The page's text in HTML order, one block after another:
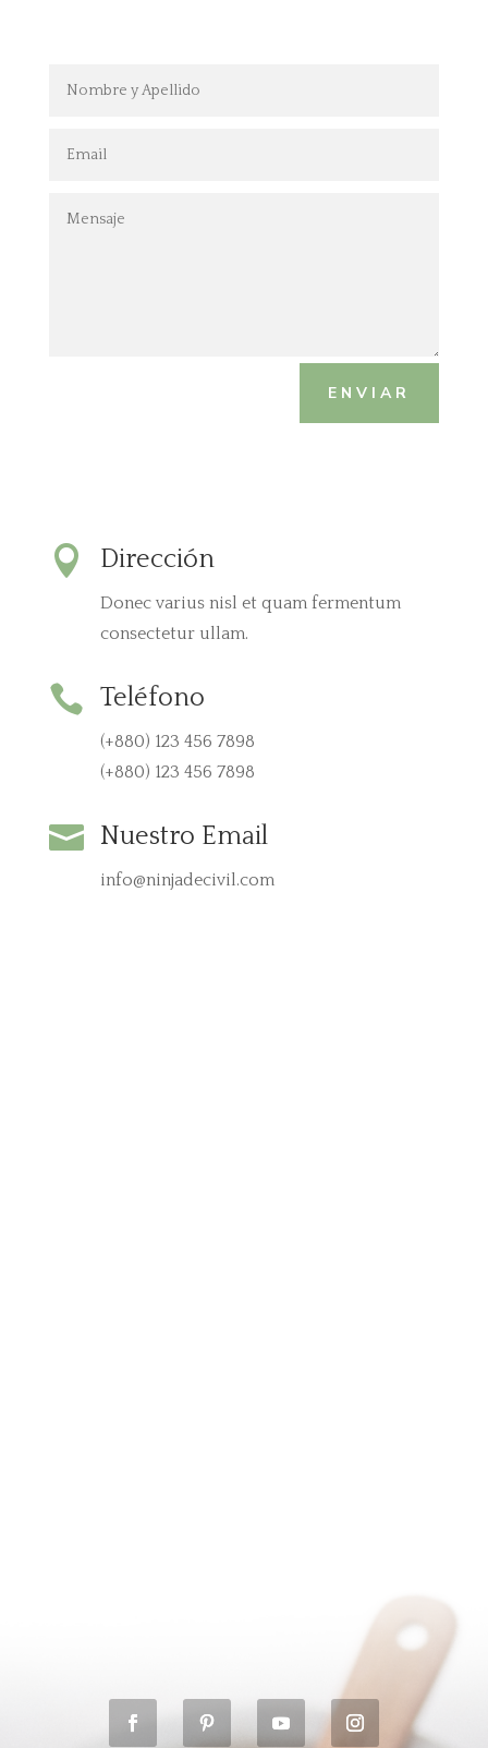
ENVIAR
 Dirección
Donec varius nisl et quam fermentum
consectetur ullam.
 Teléfono
(+880) 123 456 7898
(+880) 123 456 7898
 Nuestro Email
info@ninjadecivil.com